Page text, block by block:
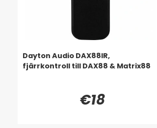
Dayton Audio DAX88IR,
fjärrkontroll till DAX88 & Matrix88
€18